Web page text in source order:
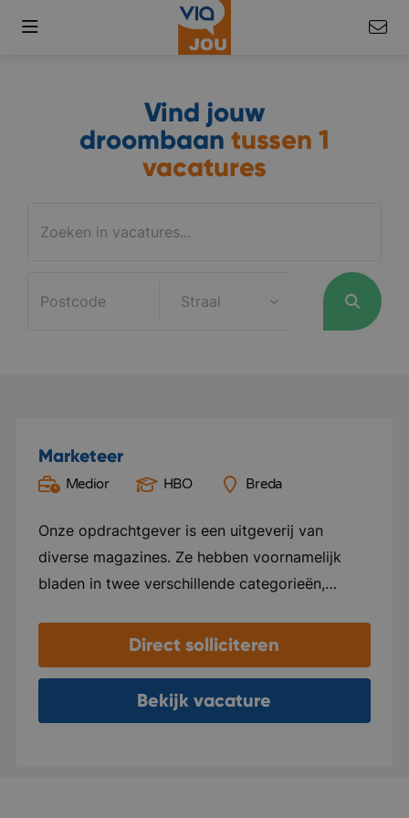
Vind jouw
droombaan tussen 1
vacatures
Marketeer
Medior HBO Breda
Onze opdrachtgever is een uitgeverij van
diverse magazines. Ze hebben voornamelijk
bladen in twee verschillende categorieën,
hier alles voor, van ontwerp tot marketing en
distributie. Elk blad beschikt over een eigen
website en social media kanalen. Naast het
uitgeven van tijdschriften, ondersteunen ze ook
Direct solliciteren
Bekijk vacature